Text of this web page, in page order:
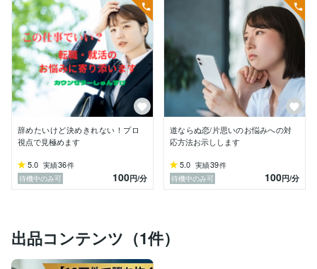
✅家族関係
✅ご近所トラブル
✅海外在住者のお悩み
✅キャリアの模索・目標設定
✅経営者・管理職のお悩み
✅ブレイン・ストーミング
▶人にはそれぞれ様々な事情があります。どんなに明る
く強そうに見える人でも例外ではありません。
▶私はあなたにアドバイスを押し付けることはしませ
▶ほんの少しの「心の水路の架け替え」だけで驚くほど
限に活かして悩みの中にある人たちの助けになることで
最大価値を生み出そうと決めたのです。
辞めたいけど決めきれない！プロ
視点で見極めます
5.0 実績36件
待機中のみ可
100円/分
道ならぬ恋/片思いのお悩みへの対
応方法お示しします
5.0 実績39件
待機中のみ可
100円/分
出品コンテンツ（1件）